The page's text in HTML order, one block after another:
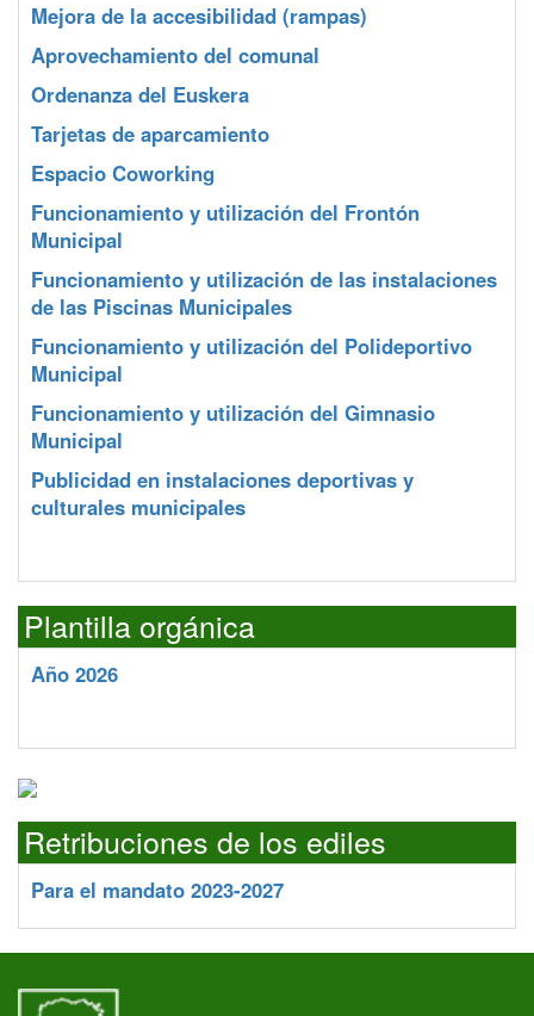
Mejora de la accesibilidad (rampas)
Aprovechamiento del comunal
Ordenanza del Euskera
Tarjetas de aparcamiento
Espacio Coworking
Funcionamiento y utilización del Frontón
Municipal
Funcionamiento y utilización de las instalaciones
de las Piscinas Municipales
Funcionamiento y utilización del Polideportivo
Municipal
Funcionamiento y utilización del Gimnasio
Municipal
Publicidad en instalaciones deportivas y
culturales municipales
Plantilla orgánica
Año 2026
Retribuciones de los ediles
Para el mandato 2023-2027